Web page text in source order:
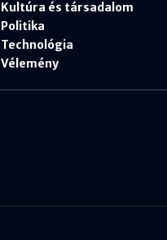
Kultúra és társadalom
Politika
Technológia
Vélemény